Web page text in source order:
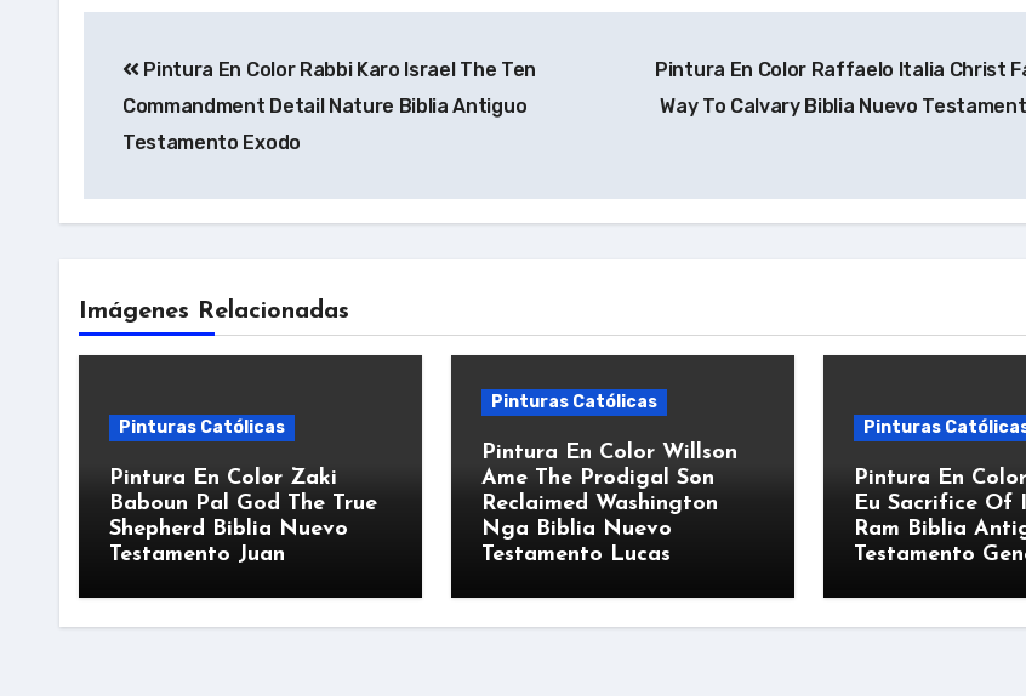
de
entradas
Pintura En Color Rabbi Karo Israel The Ten
Commandment Detail Nature Biblia Antiguo
Testamento Exodo
Pintura En Color Raffaelo Italia Christ
Way To Calvary Biblia Nuevo
Imágenes Relacionadas
Pinturas Católicas
Pintura En Color Zaki
Baboun Pal God The True
Shepherd Biblia Nuevo
Testamento Juan
Pinturas Católicas
Pintura En Color Willson
Ame The Prodigal Son
Reclaimed Washington
Nga Biblia Nuevo
Testamento Lucas
Pinturas
Pintura En
Eu Sacrifice Of
Ram Biblia
Testamento